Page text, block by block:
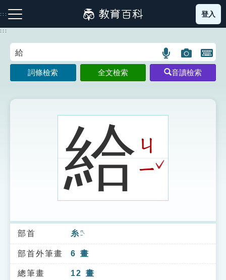
到
主
:::
注音索引圖示 筆畫索引圖示 部首索引表圖示
索引選單
知識索引
單字索引
登入
:::
語
言
搜
示
圖
片
搜
開
鍵
圖
詞條檢索 全文檢索 音讀檢索
給 ㄐ
ㄧ ˇ
部首 糸 ㄇㄧˋ
部首外筆畫 6 畫
總筆畫 12 畫